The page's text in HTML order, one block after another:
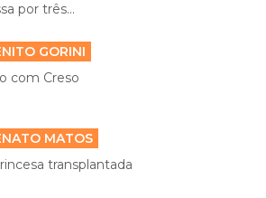
por três...
GORINI
com Creso
MATOS
transplantada